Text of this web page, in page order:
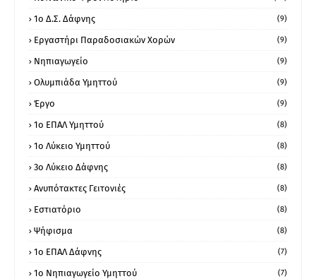
1ο Δ.Σ. Δάφνης (9)
Εργαστήρι Παραδοσιακών Χορών (9)
Νηπιαγωγείο (9)
Ολυμπιάδα Υμηττού (9)
Έργο (9)
1o ΕΠΑΛ Υμηττού (8)
1ο Λύκειο Υμηττού (8)
3ο Λύκειο Δάφνης (8)
Ανυπότακτες Γειτονιές (8)
Εστιατόριο (8)
Ψήφισμα (8)
1ο ΕΠΑΛ Δάφνης (7)
1ο Νηπιαγωγείο Υμηττού (7)